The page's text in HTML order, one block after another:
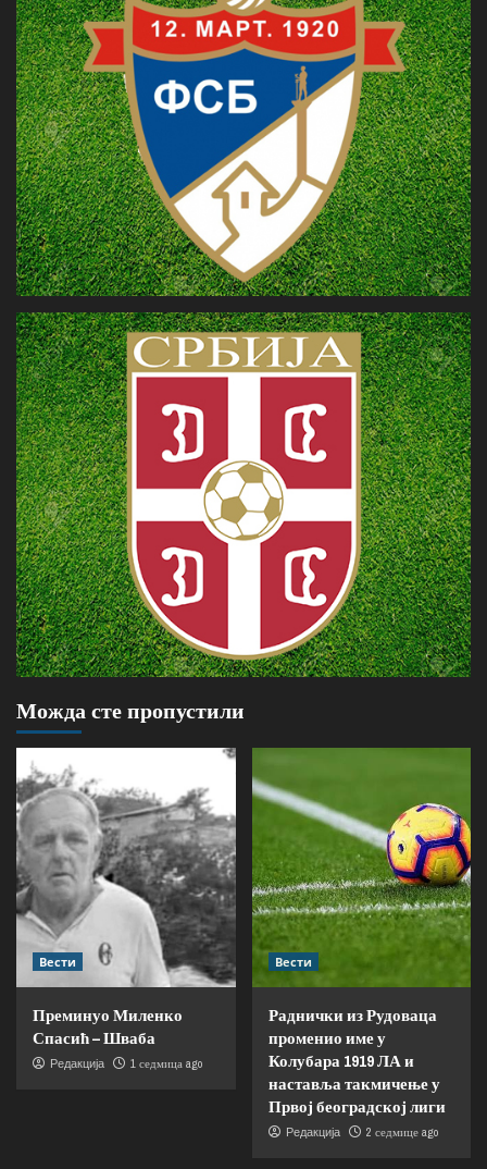
Можда сте пропустили
Вести
Преминуо Миленко
Спасић – Шваба
Редакција 1 седмица ago
Вести
Раднички из Рудоваца
променио име у
Колубара 1919 ЛА и
наставља такмичење у
Првој београдској лиги
Редакција 2 седмице ago